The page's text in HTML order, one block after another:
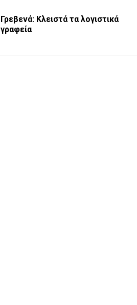
Γρεβενά: Κλειστά τα λογιστικά
γραφεία